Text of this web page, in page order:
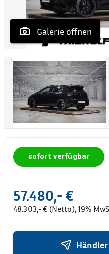
Galerie öffnen
sofort verfügbar
57.480,- €
48.303,- € (Netto), 19%